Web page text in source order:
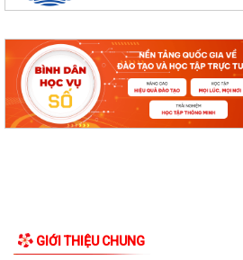
GIỚI THIỆU CHUNG